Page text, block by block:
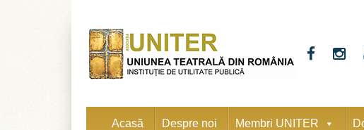
Acasă Despre noi Membri UNITER